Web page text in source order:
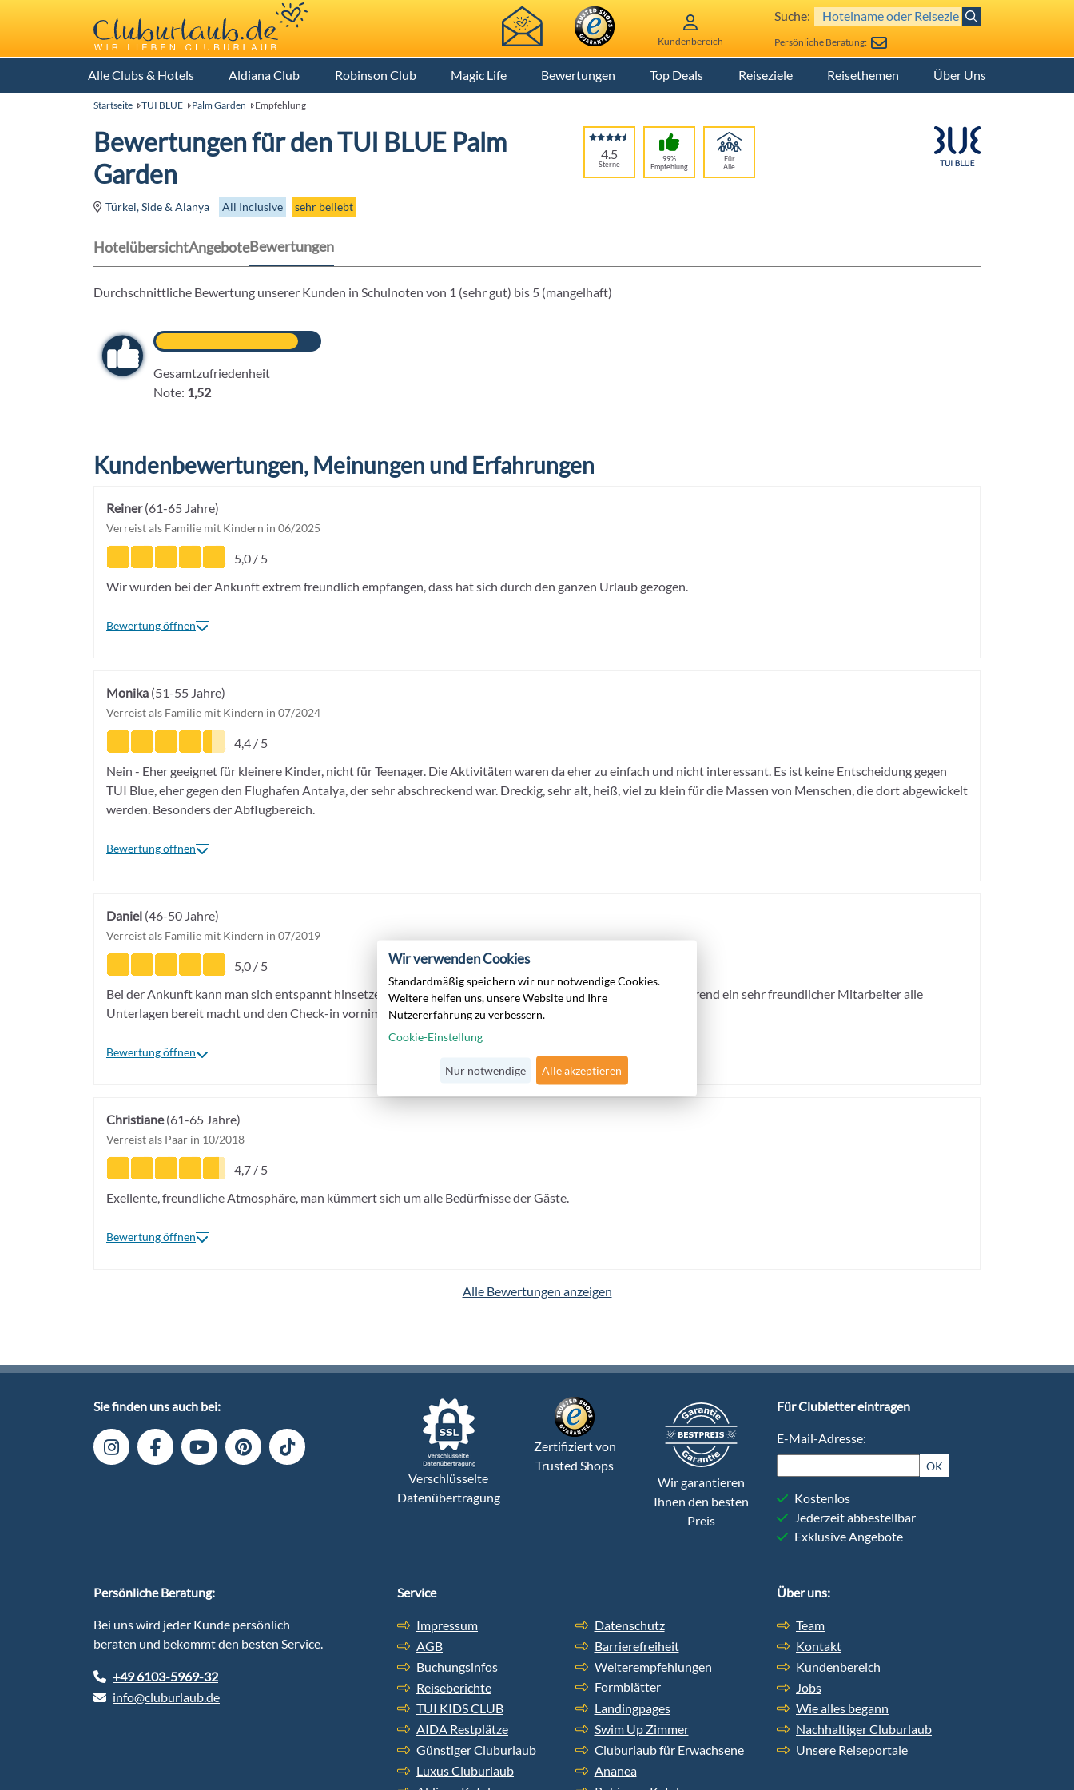
Kundenbereich
Suche:
Persönliche Beratung:
Alle Clubs & Hotels Aldiana Club Robinson Club Magic Life Bewertungen Top Deals Reiseziele Reisethemen Über Uns
Startseite TUI BLUE Palm Garden Empfehlung
Bewertungen für den TUI BLUE Palm
Garden
Türkei, Side & Alanya All Inclusive sehr beliebt
4.5
Sterne
99%
Empfehlung
Für
Alle
HotelübersichtAngeboteBewertungen
Durchschnittliche Bewertung unserer Kunden in Schulnoten von 1 (sehr gut) bis 5 (mangelhaft)
Gesamtzufriedenheit
Note: 1,52
Kundenbewertungen, Meinungen und Erfahrungen
Reiner(61-65 Jahre)
Verreist als Familie mit Kindern in 06/2025
5,0 / 5
Wir wurden bei der Ankunft extrem freundlich empfangen, dass hat sich durch den ganzen Urlaub gezogen.
Bewertung öffnen
Monika (51-55 Jahre)
Verreist als Familie mit Kindern in 07/2024
4,4 / 5
Nein - Eher geeignet für kleinere Kinder, nicht für Teenager. Die Aktivitäten waren da eher zu einfach und nicht interessant. Es ist keine Entscheidung gegen
TUI Blue, eher gegen den Flughafen Antalya, der sehr abschreckend war. Dreckig, sehr alt, heiß, viel zu klein für die Massen von Menschen, die dort abgewickelt
werden. Besonders der Abflugbereich.
Bewertung öffnen
Daniel (46-50 Jahre)
Verreist als Familie mit Kindern in 07/2019
5,0 / 5
Bei der Ankunft kann man sich entspannt hinsetzen und wird mit einem Willkommensgetränk begrüsst, während ein sehr freundlicher Mitarbeiter alle
Unterlagen bereit macht und den Check-in vornimmt.
Bewertung öffnen
Christiane(61-65 Jahre)
Verreist als Paar in 10/2018
4,7 / 5
Exellente, freundliche Atmosphäre, man kümmert sich um alle Bedürfnisse der Gäste.
Bewertung öffnen
Alle Bewertungen anzeigen
Sie finden uns auch bei:
Verschlüsselte
Datenübertragung
Zertifiziert von
Trusted Shops
Wir garantieren
Ihnen den besten
Preis
Für Clubletter eintragen
E-Mail-Adresse:
OK
Kostenlos
Jederzeit abbestellbar
Exklusive Angebote
Persönliche Beratung:
Bei uns wird jeder Kunde persönlich
beraten und bekommt den besten Service.
+49 6103-5969-32
info@cluburlaub.de
Service
Impressum
Datenschutz
AGB
Barrierefreiheit
Buchungsinfos
Weiterempfehlungen
Reiseberichte
Formblätter
TUI KIDS CLUB
Landingpages
AIDA Restplätze
Swim Up Zimmer
Günstiger Cluburlaub
Cluburlaub für Erwachsene
Luxus Cluburlaub
Ananea
Über uns:
Team
Kontakt
Kundenbereich
Jobs
Wie alles begann
Nachhaltiger Cluburlaub
Unsere Reiseportale
Wir verwenden Cookies
Standardmäßig speichern wir nur notwendige Cookies.
Weitere helfen uns, unsere Website und Ihre
Nutzererfahrung zu verbessern.
Cookie-Einstellung
Nur notwendige Alle akzeptieren